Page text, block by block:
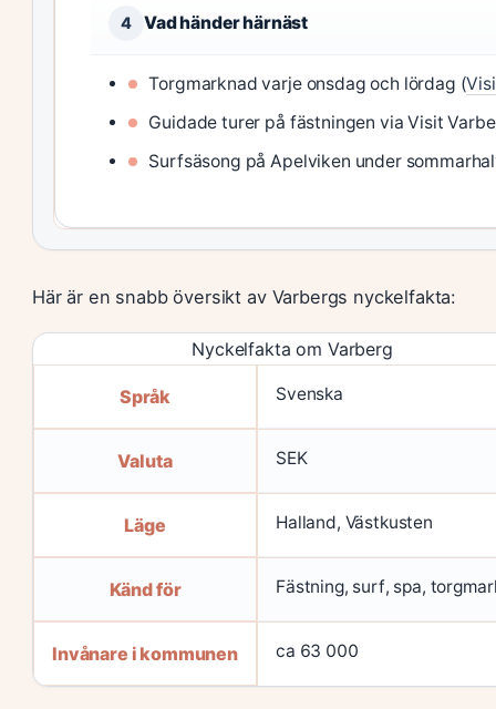
4 Vad händer härnäst
Torgmarknad varje onsdag och lördag (
Guidade turer på fästningen via Visit
Surfsäsong på Apelviken under
Här är en snabb översikt av Varbergs nyckelfakta:
Nyckelfakta om Varberg
Språk Svenska
Valuta SEK
Läge Halland, Västkusten
Känd för Fästning, surf, spa,
Invånare i kommunen ca 63 000